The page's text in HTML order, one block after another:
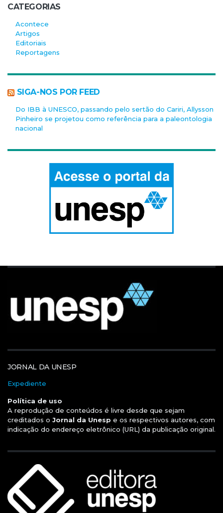
CATEGORIAS
Acontece
Artigos
Editoriais
Reportagens
SIGA-NOS POR FEED
Do IBB à UNESCO, passando pelo sertão do Cariri, Allysson
Pinheiro se projetou como referência para a paleontologia
nacional
JORNAL DA UNESP
Expediente
Política de uso
A reprodução de conteúdos é livre desde que sejam
creditados o Jornal da Unesp e os respectivos autores, com
indicação do endereço eletrônico (URL) da publicação original.